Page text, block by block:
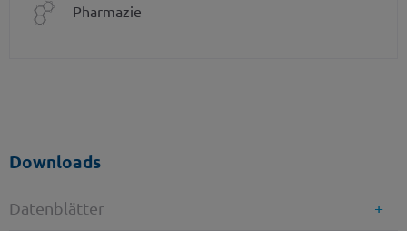
Pharmazie
Downloads
Datenblätter